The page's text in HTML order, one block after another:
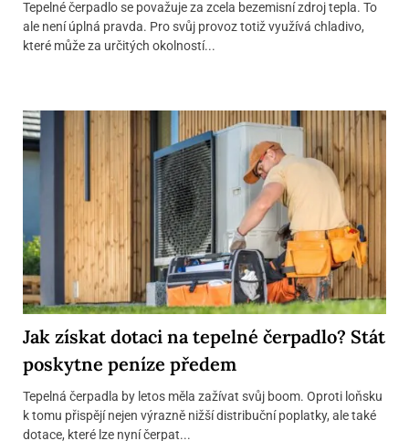
Tepelné čerpadlo se považuje za zcela bezemisní zdroj tepla. To
ale není úplná pravda. Pro svůj provoz totiž využívá chladivo,
které může za určitých okolností...
Jak získat dotaci na tepelné čerpadlo? Stát
poskytne peníze předem
Tepelná čerpadla by letos měla zažívat svůj boom. Oproti loňsku
k tomu přispějí nejen výrazně nižší distribuční poplatky, ale také
dotace, které lze nyní čerpat...